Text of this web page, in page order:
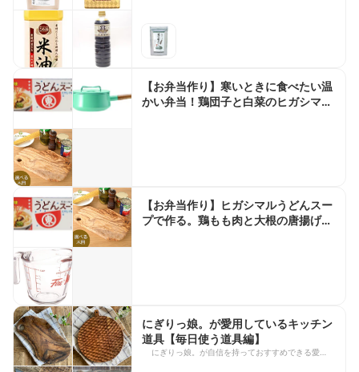
【お弁当作り】寒いときに食べたい温
かい弁当！鶏団子と白菜のヒガシマル
【お弁当作り】ヒガシマルうどんスー
プで作る。鶏もも肉と大根の唐揚げ
にぎりっ娘。が愛用しているキッチン
道具【毎日使う道具編】
にぎりっ娘。が自信を持っておすすめできる愛用の